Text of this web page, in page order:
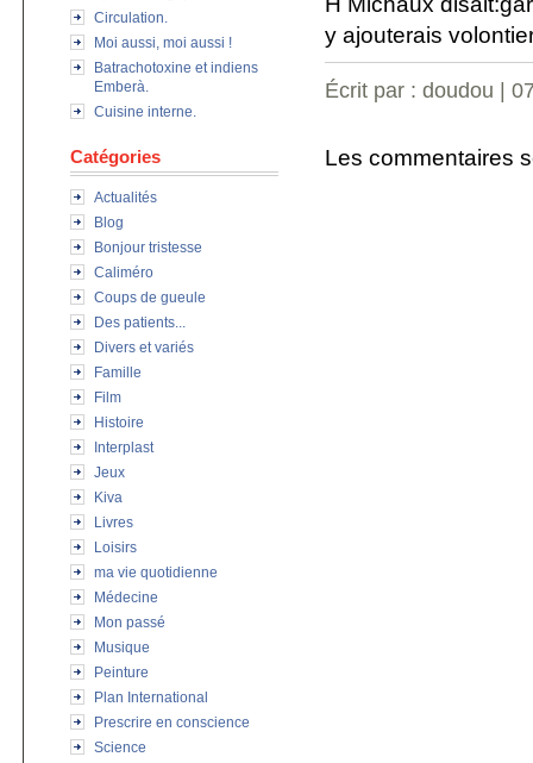
Circulation.
Moi aussi, moi aussi !
Batrachotoxine et indiens
Emberà.
Cuisine interne.
Catégories
Actualités
Blog
Bonjour tristesse
Caliméro
Coups de gueule
Des patients...
Divers et variés
Famille
Film
Histoire
Interplast
Jeux
Kiva
Livres
Loisirs
ma vie quotidienne
Médecine
Mon passé
Musique
Peinture
Plan International
Prescrire en conscience
Science
y ajouterais
Écrit par : doudou |
Les commentaires